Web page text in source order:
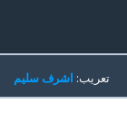
تعريب:اشرف سليم